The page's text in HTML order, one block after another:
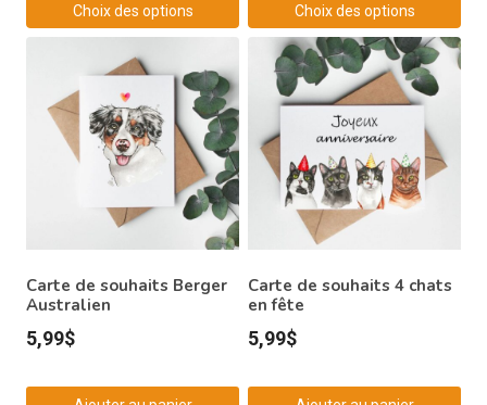
Choix des options
Ce
plusieurs
variations.
peuvent
être
choisies
sur
page
Choix des options
Ce
produit
plusieurs
variations.
options
peuvent
être
choisies
sur
page
Carte de souhaits Berger
Australien
5,99$
Carte de souhaits 4 chats
en fête
5,99$